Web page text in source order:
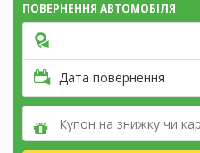
ПОВЕРНЕННЯ АВТОМОБІЛЯ
Дата повернення